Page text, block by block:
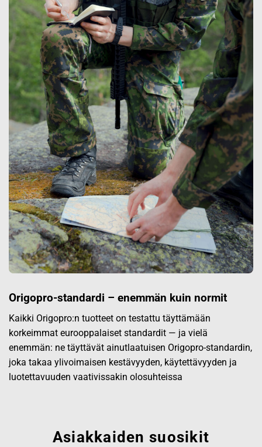
Origopro-standardi – enemmän kuin normit
Kaikki Origopro:n tuotteet on testattu täyttämään
korkeimmat eurooppalaiset standardit — ja vielä
enemmän: ne täyttävät ainutlaatuisen Origopro-standardin,
joka takaa ylivoimaisen kestävyyden, käytettävyyden ja
luotettavuuden vaativissakin olosuhteissa
Asiakkaiden suosikit